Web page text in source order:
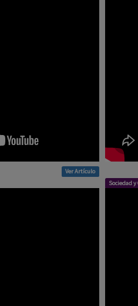
Ver Artículo
Sociedad